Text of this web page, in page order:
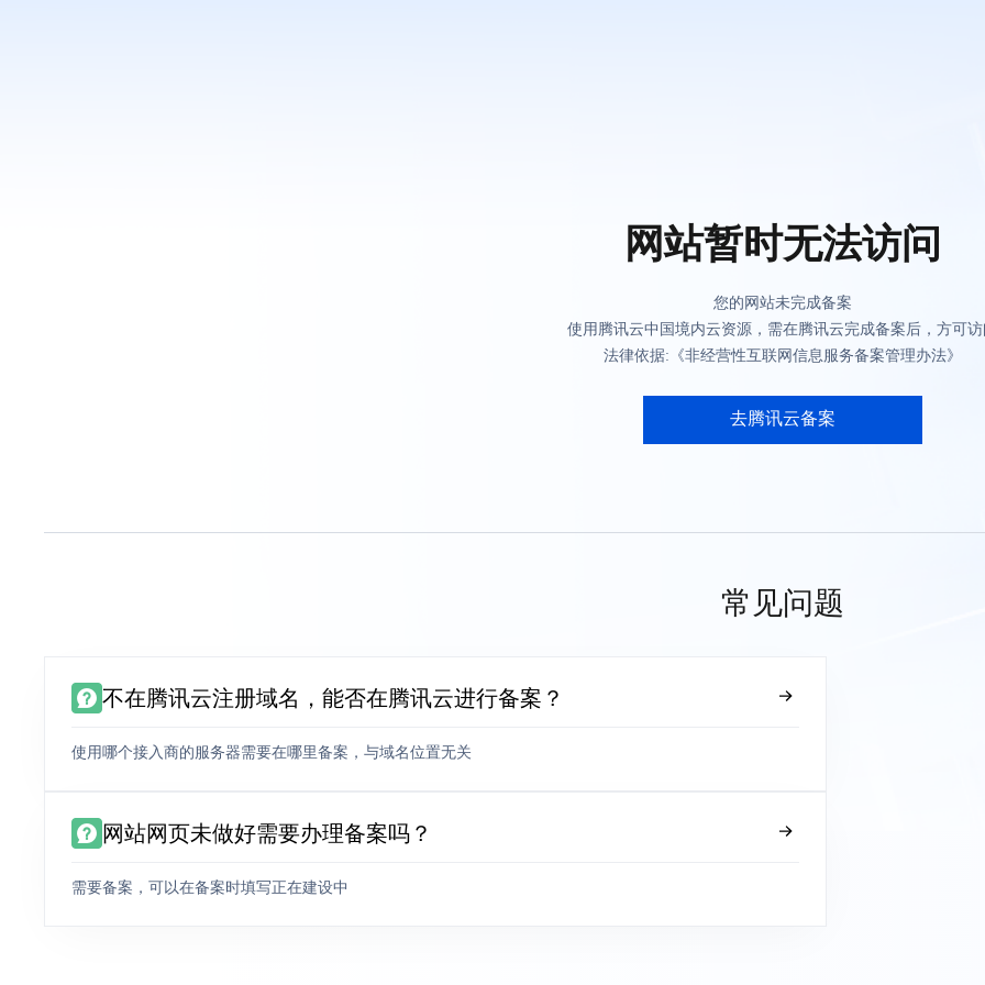
网站暂时无法访问
您的网站未完成备案
使用腾讯云中国境内云资源，需在腾讯云完成备案后，方可
法律依据:《非经营性互联网信息服务备案管理办法》
去腾讯云备案
常见问题
不在腾讯云注册域名，能否在腾讯云进行备案？
使用哪个接入商的服务器需要在哪里备案，与域名位置无关
网站网页未做好需要办理备案吗？
需要备案，可以在备案时填写正在建设中